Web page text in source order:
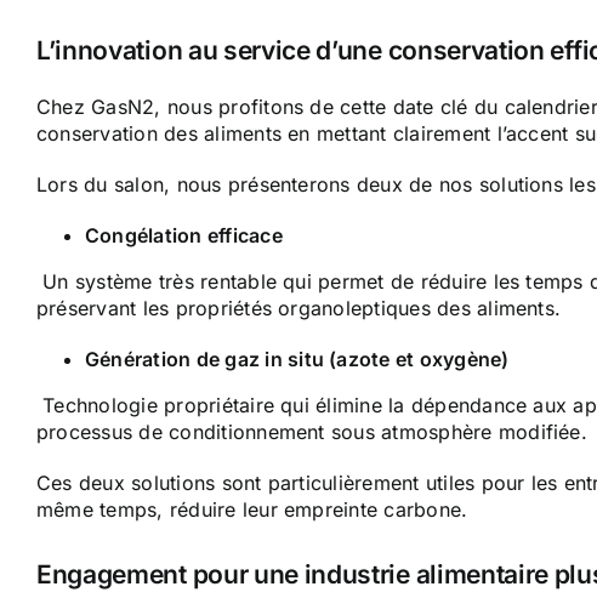
L’innovation au service d’une conservation
Chez GasN2, nous profitons de cette date clé du
conservation des aliments en mettant clairement l’accent
Lors du salon, nous présenterons deux de nos solutions
Congélation efficace
Un système très rentable qui permet de réduire les
préservant les propriétés organoleptiques des aliments.
Génération de gaz in situ (azote et oxygène)
Technologie propriétaire qui élimine la dépendance aux
processus de conditionnement sous atmosphère modifiée.
Ces deux solutions sont particulièrement utiles pour les
même temps, réduire leur empreinte carbone.
Engagement pour une industrie alimentaire